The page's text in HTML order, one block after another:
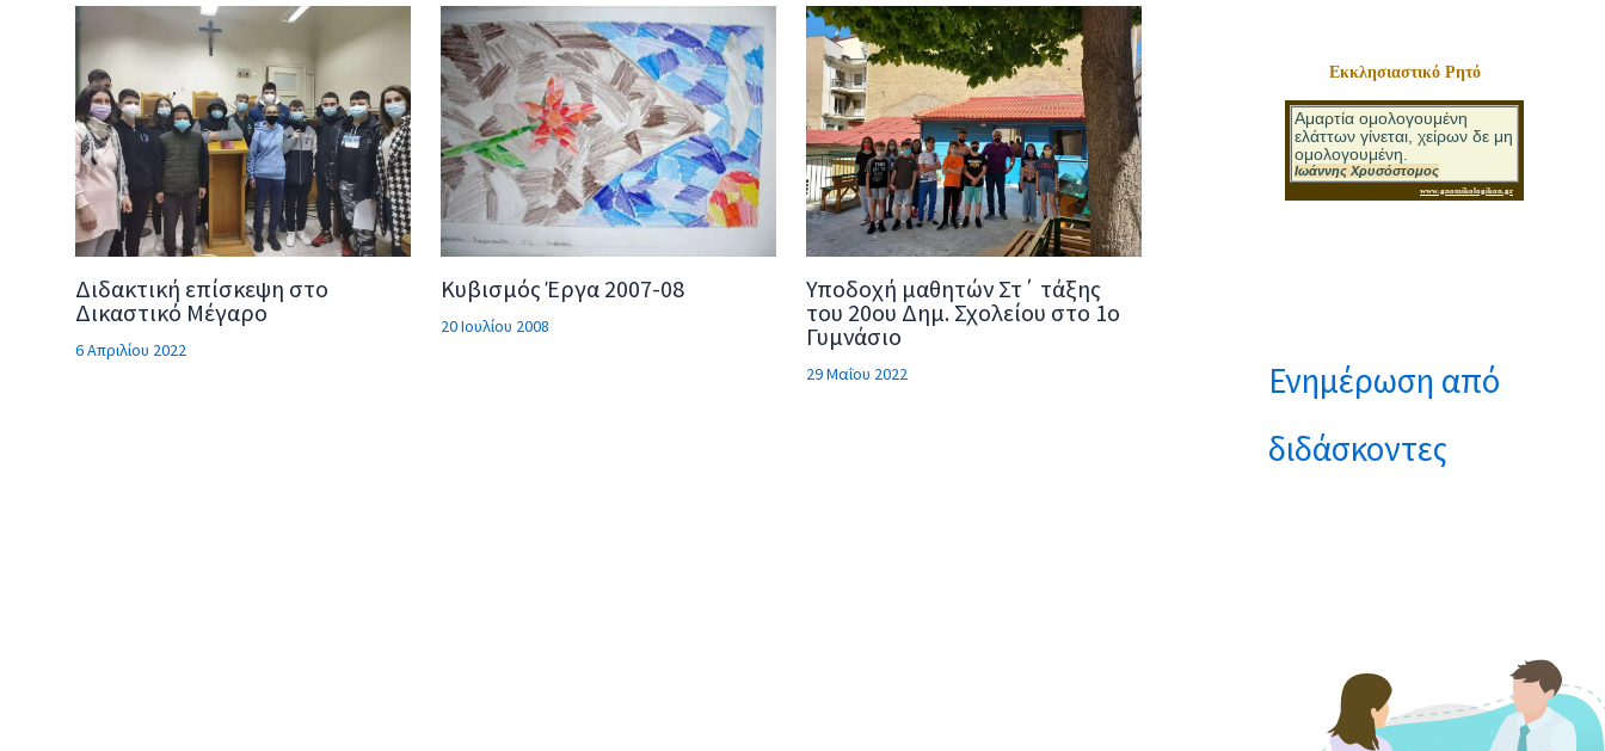
Διδακτική επίσκεψη στο
Δικαστικό Μέγαρο
6 Απριλίου 2022
Κυβισμός Έργα 2007-08
20 Ιουλίου 2008
Υποδοχή μαθητών Στ΄ τάξης
του 20ου Δημ. Σχολείου στο 1ο
Γυμνάσιο
29 Μαΐου 2022
Εκκλησιαστικό Ρητό
Ενημέρωση από
διδάσκοντες